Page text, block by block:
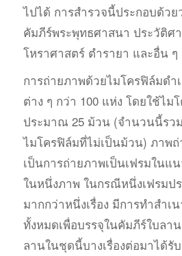
ไปได้ การสำรวจนี้ประกอบด้ว
คัมภีร์พระพุทธศาสนา ประวัติศ
โหราศาสตร์ ตำรายา และอื่น ๆ
การถ่ายภาพด้วยไมโครฟิล์มดำ
ต่าง ๆ กว่า 100 แห่ง โดยใช้ไม
ประมาณ 25 ม้วน (จำนวนนี้รว
ไมโครฟิล์มที่ไม่เป็นม้วน) ภาพ
เป็นการถ่ายภาพเป็นเฟรมในแ
ในหนึ่งภาพ ในกรณีหนึ่งเฟรมป
มากกว่าหนึ่งเรื่อง มีการทำสำเ
ทั้งหมดเพื่อบรรจุในคัมภีร์ใบลา
ลานในชุดนี้บางเรื่องต่อมาได้รั